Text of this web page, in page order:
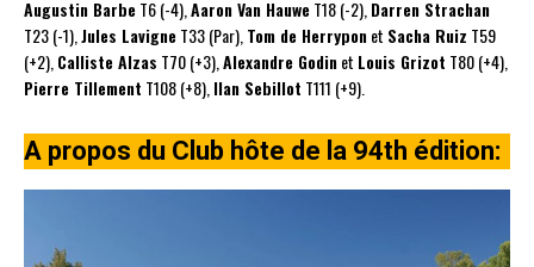
Augustin BarbeT6 (-4),Aaron Van HauweT18 (-2),Darren Strachan
T23 (-1),Jules LavigneT33 (Par),Tom de Herryponet Sacha Ruiz T59
(+2),Calliste Alzas T70 (+3),Alexandre Godinet Louis Grizot T80 (+4),
Pierre Tillement T108 (+8),Ilan Sebillot T111 (+9).
A propos du Club hôte de la 94th édition: